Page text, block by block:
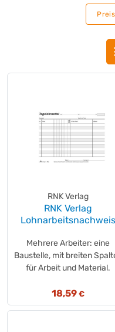
(+31)
Nautilus®(+3)
Navigator(+1)
Navigator(+9)
Neutralware(+29)
Oxford(+29)
PAGNA(+1)
Pelikan (+7)
Perleberg
Plano® (+1)
Post-it®(+7)
Post-it® (+25)
RNK Verlag
RNK Verlag
Lohnarbeitsnachweis
Mehrere Arbeiter: eine
Baustelle, mit breiten
für Arbeit und Material.
18,59 €